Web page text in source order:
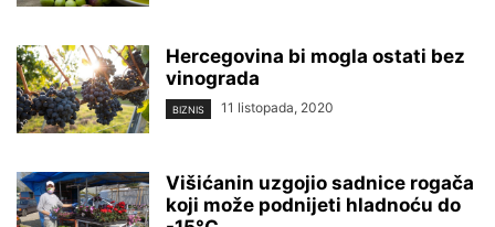
Hercegovina bi mogla ostati bez
vinograda
BIZNIS 11 listopada, 2020
Višićanin uzgojio sadnice rogača
koji može podnijeti hladnoću do